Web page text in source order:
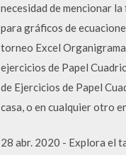
necesidad de mencionar
para gráficos de
torneo Excel
ejercicios de Papel
de Ejercicios de Papel
casa, o en cualquier otro
28 abr. 2020 - Explora el